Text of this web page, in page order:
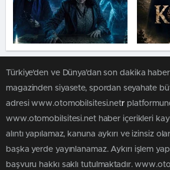
Türkiye'den ve Dünya’dan son dakika
magazinden siyasete, spordan seyahate
adresi www.otomobilsitesi.netr
www.otomobilsitesi.net haber içerikleri
alıntı yapılamaz, kanuna aykırı ve izinsiz
başka yerde yayınlanamaz. Aykırı işlem
başvuru hakkı saklı tutulmaktadır.